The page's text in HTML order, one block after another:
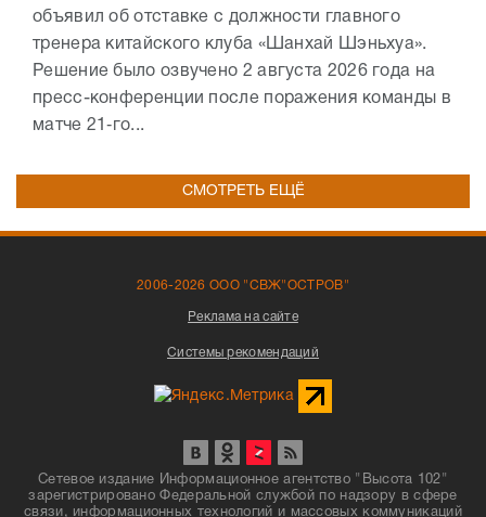
объявил об отставке с должности главного
тренера китайского клуба «Шанхай Шэньхуа».
Решение было озвучено 2 августа 2026 года на
пресс-конференции после поражения команды в
матче 21‑го...
СМОТРЕТЬ ЕЩЁ
2006-2026 ООО "СВЖ"ОСТРОВ"
Реклама на сайте
Системы рекомендаций
Сетевое издание Информационное агентство "Высота 102"
зарегистрировано Федеральной службой по надзору в сфере
связи, информационных технологий и массовых коммуникаций